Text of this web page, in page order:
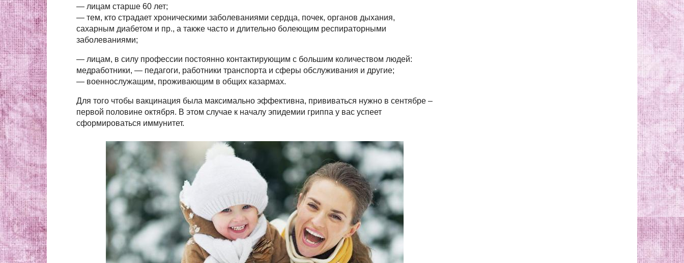
— лицам старше 60 лет;
— тем, кто страдает хроническими заболеваниями сердца, почек, органов дыхания,
сахарным диабетом и пр., а также часто и длительно болеющим респираторными
заболеваниями;
— лицам, в силу профессии постоянно контактирующим с большим количеством людей:
медработники, — педагоги, работники транспорта и сферы обслуживания и другие;
— военнослужащим, проживающим в общих казармах.
Для того чтобы вакцинация была максимально эффективна, прививаться нужно в сентябре –
первой половине октября. В этом случае к началу эпидемии гриппа у вас успеет
сформироваться иммунитет.